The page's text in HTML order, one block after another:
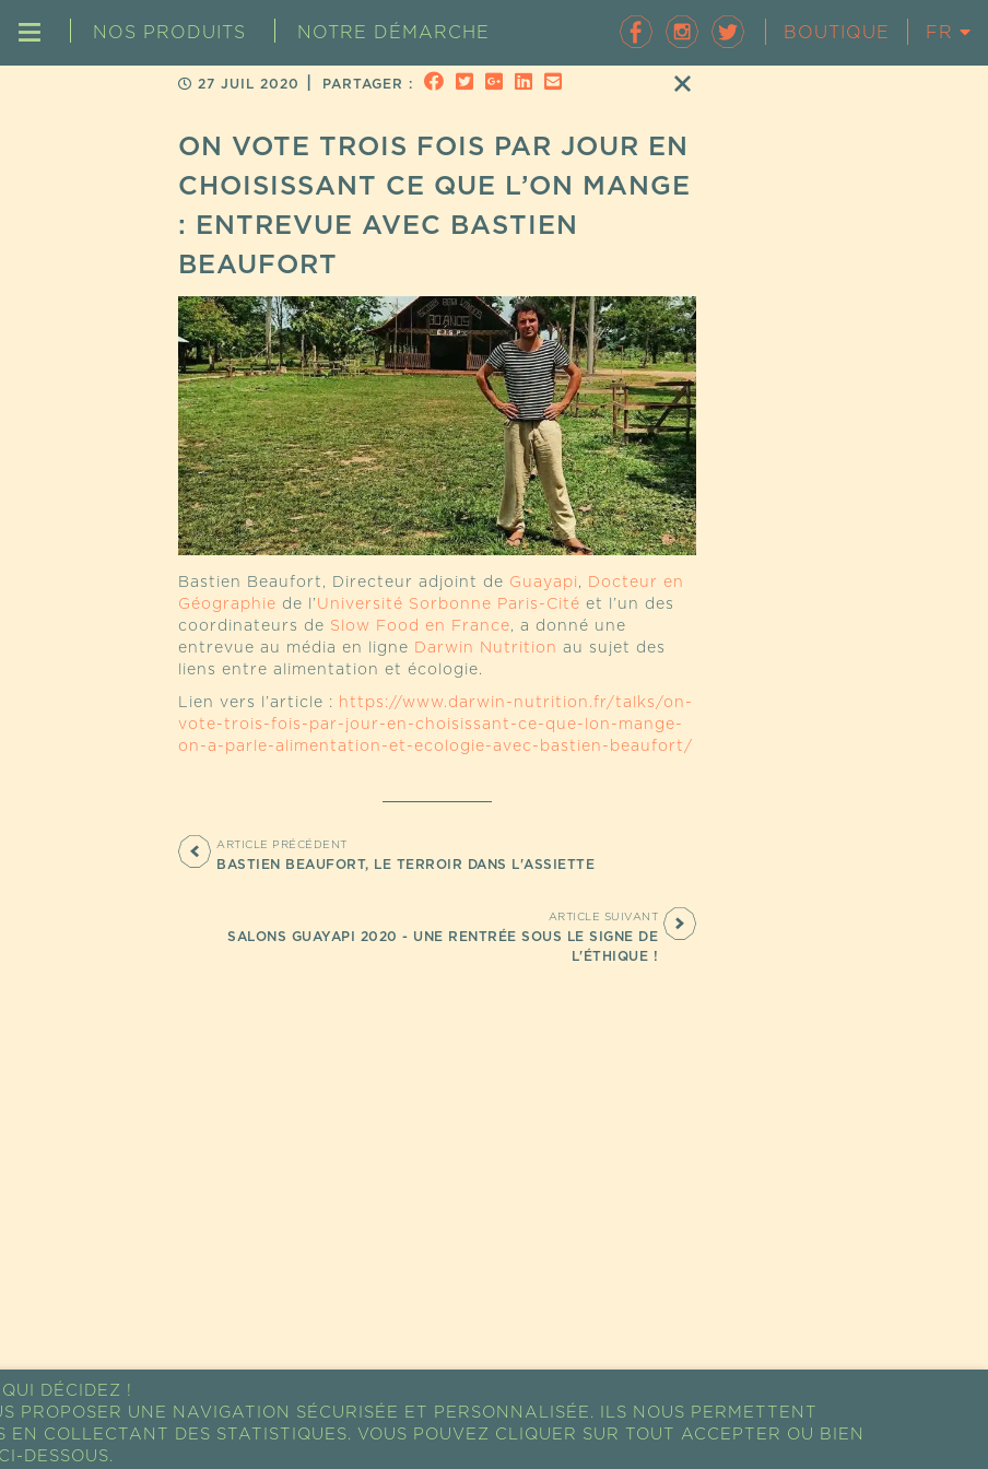
NOS PRODUITS NOTRE DÉMARCHE BOUTIQUE FR
EN
27 JUIL 2020 PARTAGER :
ON VOTE TROIS FOIS PAR JOUR EN
CHOISISSANT CE QUE L’ON MANGE
: ENTREVUE AVEC BASTIEN
BEAUFORT
Bastien Beaufort, Directeur adjoint de Guayapi ,
Docteur en
Géographie de l’ Université Sorbonne Paris-Cité et l’un des
coordinateurs de Slow Food en France, a donné une
entrevue au média en ligne Darwin Nutrition au sujet des
liens entre alimentation et écologie.
Lien vers l’article : https://www.darwin-nutrition.fr/talks/on-
vote-trois-fois-par-jour-en-choisissant-ce-que-lon-mange-
on-a-parle-alimentation-et-ecologie-avec-bastien-beaufort/
ARTICLE PRÉCÉDENT
BASTIEN BEAUFORT, LE TERROIR DANS L'ASSIETTE
ARTICLE SUIVANT
SALONS GUAYAPI 2020 - UNE RENTRÉE SOUS LE SIGNE DE
L'ÉTHIQUE !
DÉCIDEZ !
PROPOSER UNE NAVIGATION SÉCURISÉE ET PERSONNALISÉE. ILS NOUS PERMETTENT
EN COLLECTANT DES STATISTIQUES. VOUS POUVEZ CLIQUER SUR TOUT ACCEPTER OU BIEN
DESSOUS.